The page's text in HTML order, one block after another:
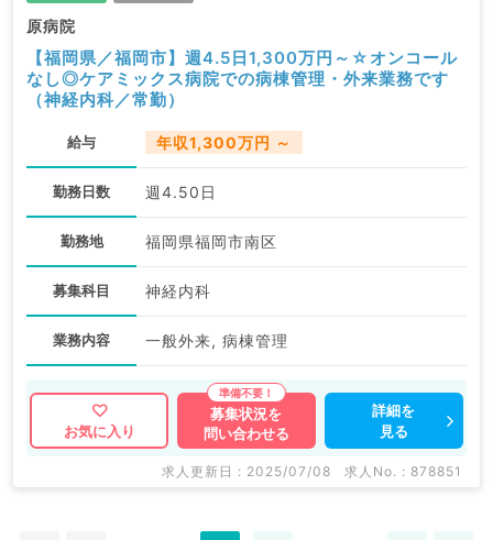
原病院
【福岡県／福岡市】週4.5日1,300万円～☆オンコール
なし◎ケアミックス病院での病棟管理・外来業務です
（神経内科／常勤）
給与 年収1,300万円 ～
勤務日数 週4.50日
勤務地 福岡県福岡市南区
募集科目 神経内科
業務内容 一般外来, 病棟管理
お気に入り
募集状況を
問い合わせる
詳細を
見る
求人更新日 : 2025/07/08 求人No. : 878851